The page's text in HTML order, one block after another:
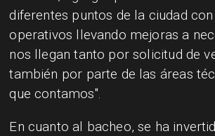
diferentes puntos de la ciudad
operativos llevando mejoras a
nos llegan tanto por solicitud de
también por parte de las áreas
que contamos".
En cuanto al bacheo, se ha